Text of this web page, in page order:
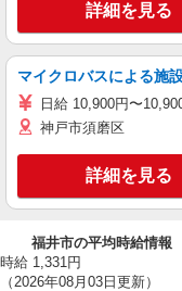
詳細を見る
マイクロバスによる施
日給 10,900円〜
神戸市須磨区
詳細を見る
福井市の平均時給情報
時給 1,331円
（2026年08月03日更新）